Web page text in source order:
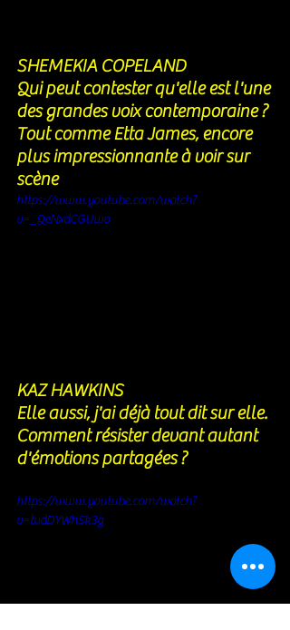
SHEMEKIA COPELAND
Qui peut contester qu'elle est l'une
des grandes voix contemporaine ?
Tout comme Etta James, encore
plus impressionnante à voir sur
scène
https://www.youtube.com/watch?
v=_QeNxdCGUwo
KAZ HAWKINS
Elle aussi, j'ai déjà tout dit sur elle.
Comment résister devant autant
d'émotions partagées ?
https://www.youtube.com/watch?
v=tvdDYWh5k3g